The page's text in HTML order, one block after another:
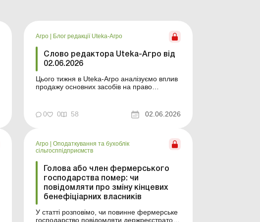
Агро Блог редакції Uteka-Агро
Слово редактора Uteka-Агро від
02.06.2026
Цього тижня в Uteka-Агро аналізуємо вплив
продажу основних засобів на право
зобов’язаннями, а також нові підходи до
розрахунку лікарняних. Окрему увагу
0 0 58 02.06.2026
Агро
Оподаткування та бухоблік
сільгосппідприємств
Голова або член фермерського
господарства помер: чи
повідомляти про зміну кінцевих
бенефіціарних власників
У статті розповімо, чи повинне фермерське
господарство повідомляти держреєстратора